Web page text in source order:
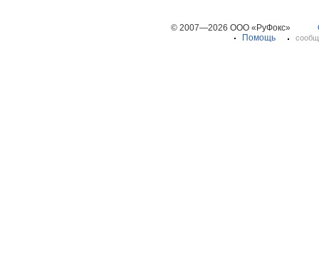
© 2007—2026 ООО «РуФокс»
Помощь